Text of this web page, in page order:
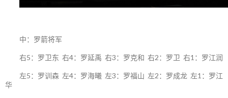
中：罗箭将军
右5：罗卫东 右4：罗延禹 右3：罗克和 右2：罗卫 右1：罗江润
左5：罗训森 左4：罗海曦 左3：罗福山 左2：罗成龙 左1：罗江
华